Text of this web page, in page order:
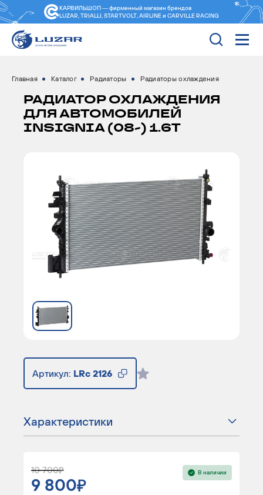
КАРВИЛЬШОП — фирменный магазин брендов
LUZAR, TRIALLI, STARTVOLT, AIRLINE и CARVILLE RACING
Главная Каталог Радиаторы Радиаторы охлаждения
РАДИАТОР ОХЛАЖДЕНИЯ
ДЛЯ АВТОМОБИЛЕЙ
INSIGNIA (08-) 1.6T
Артикул: LRc 2126
Характеристики
10 700
9 800
В наличии